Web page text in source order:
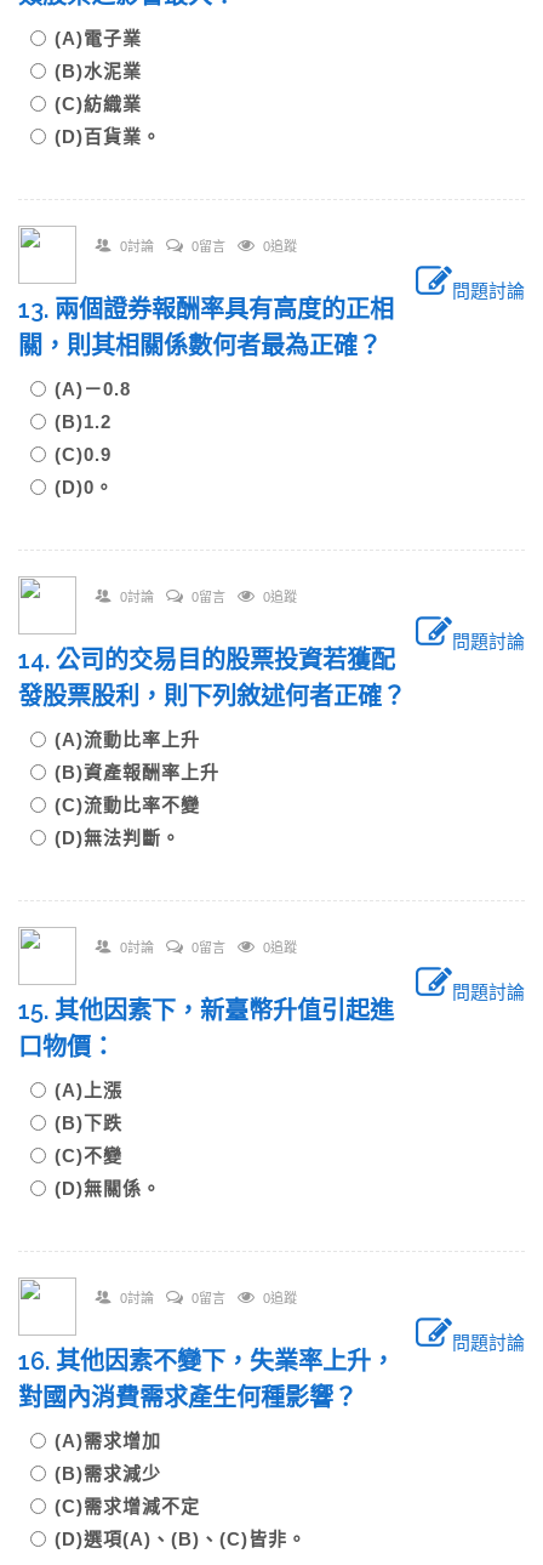
(A)電子業
(B)水泥業
(C)紡織業
(D)百貨業。
0討論 0留言 0追蹤
問題討論
13. 兩個證券報酬率具有高度的正相
關，則其相關係數何者最為正確？
(A)－0.8
(B)1.2
(C)0.9
(D)0。
0討論 0留言 0追蹤
問題討論
14. 公司的交易目的股票投資若獲配
發股票股利，則下列敘述何者正確？
(A)流動比率上升
(B)資產報酬率上升
(C)流動比率不變
(D)無法判斷。
0討論 0留言 0追蹤
問題討論
15. 其他因素下，新臺幣升值引起進
口物價：
(A)上漲
(B)下跌
(C)不變
(D)無關係。
0討論 0留言 0追蹤
問題討論
16. 其他因素不變下，失業率上升，
對國內消費需求產生何種影響？
(A)需求增加
(B)需求減少
(C)需求增減不定
(D)選項(A)、(B)、(C)皆非。